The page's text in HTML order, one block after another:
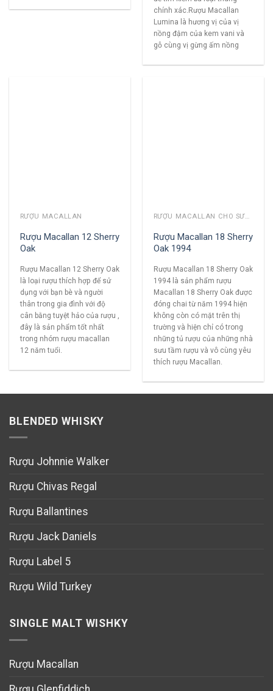
chính xác.Rượu Macallan
Lumina là hương vị của vị
nồng đậm của kem vani và
gỗ cùng vị gừng ấm nồng
RƯỢU MACALLAN
Rượu Macallan 12 Sherry
Oak
Rượu Macallan 12 Sherry Oak
là loại rượu thích hợp để sử
dụng với bạn bè và người
thân trong gia đình với độ
cân bằng tuyệt hảo của rượu ,
đây là sản phẩm tốt nhất
trong nhóm rượu macallan
12 năm tuổi.
RƯỢU MACALLAN CHO SƯU TẦM
Rượu Macallan 18 Sherry
Oak 1994
Rượu Macallan 18 Sherry Oak
1994 là sản phẩm rượu
Macallan 18 Sherry Oak được
đóng chai từ năm 1994 hiện
không còn có mặt trên thị
trường và hiện chỉ có trong
những tủ rượu của những nhà
sưu tầm rượu và vô cùng yêu
thích rượu Macallan.
BLENDED WHISKY
Rượu Johnnie Walker
Rượu Chivas Regal
Rượu Ballantines
Rượu Jack Daniels
Rượu Label 5
Rượu Wild Turkey
SINGLE MALT WISHKY
Rượu Macallan